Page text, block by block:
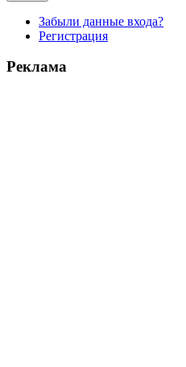
Забыли данные входа?
Регистрация
Реклама